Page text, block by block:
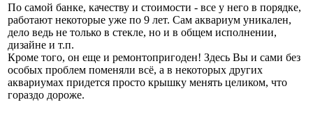
По самой банке, качеству и стоимости - все у него в порядке,
работают некоторые уже по 9 лет. Сам аквариум уникален,
дело ведь не только в стекле, но и в общем исполнении,
дизайне и т.п.
Кроме того, он еще и ремонтопригоден! Здесь Вы и сами без
особых проблем поменяли всё, а в некоторых других
аквариумах придется просто крышку менять целиком, что
гораздо дороже.